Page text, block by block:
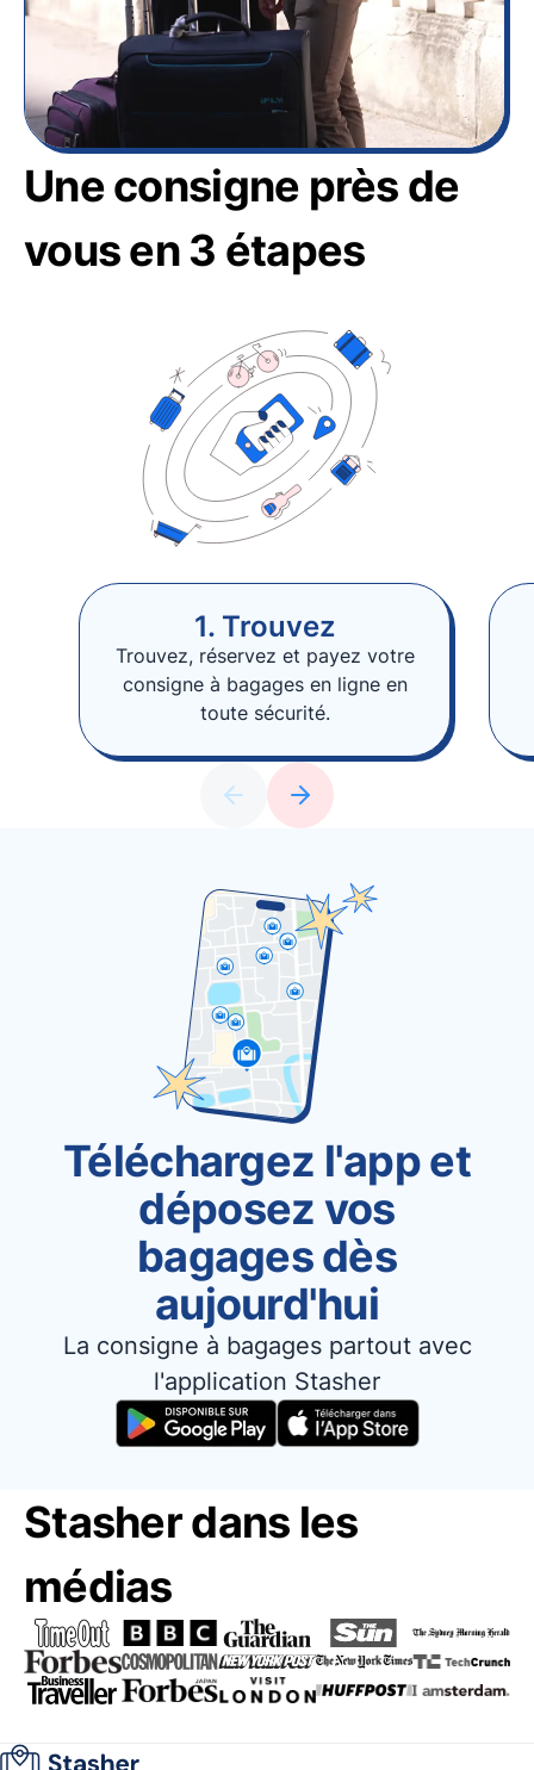
Une consigne près de
vous en 3 étapes
1. Trouvez
Trouvez, réservez et payez votre
consigne à bagages en ligne en
toute sécurité.
Téléchargez l'app et
déposez vos
bagages dès
aujourd'hui
La consigne à bagages partout avec
l'application Stasher
Stasher dans les
médias